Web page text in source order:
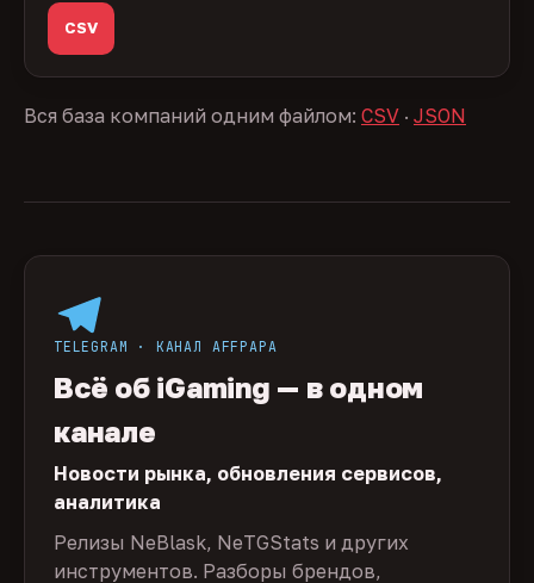
CSV
Вся база компаний одним файлом: CSV · JSON
TELEGRAM · КАНАЛ AFFPAPA
Всё об iGaming — в одном
канале
Новости рынка, обновления сервисов,
аналитика
Релизы NeBlask, NeTGStats и других
инструментов. Разборы брендов,